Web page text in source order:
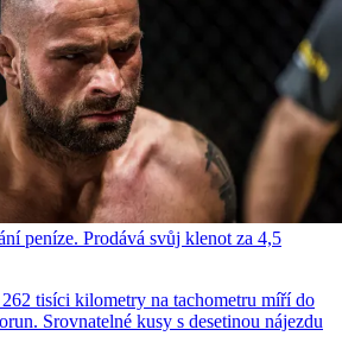
peníze. Prodává svůj klenot za 4,5
tisíci kilometry na tachometru míří do
Srovnatelné kusy s desetinou nájezdu